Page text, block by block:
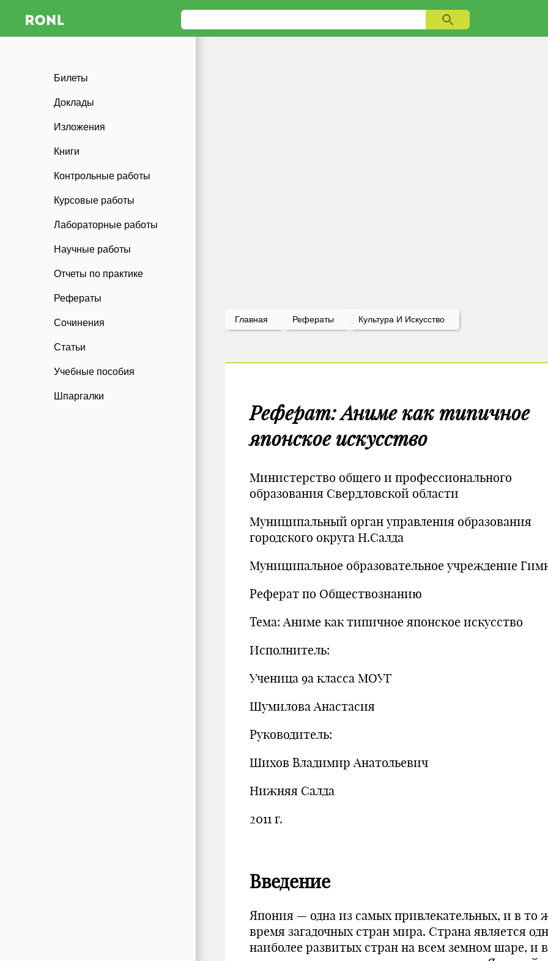
Билеты
Доклады
Изложения
Книги
Контрольные работы
Курсовые работы
Лабораторные работы
Научные работы
Отчеты по практике
Рефераты
Сочинения
Статьи
Учебные пособия
Шпаргалки
Главная Рефераты Культура И Искусство
Реферат: Аниме как типичное
японское искусство
Министерство общего и профессионального
образования Свердловской области
Муниципальный орган управления образования
городского округа Н.Салда
Муниципальное образовательное учреждение
Реферат по Обществознанию
Тема: Аниме как типичное японское искусство
Исполнитель:
Ученица 9а класса МОУГ
Шумилова Анастасия
Руководитель:
Шихов Владимир Анатольевич
Нижняя Салда
2011 г.
Введение
Япония — одна из самых привлекательных, и в то
время загадочных стран мира. Страна является
наиболее развитых стран на всем земном шаре, и